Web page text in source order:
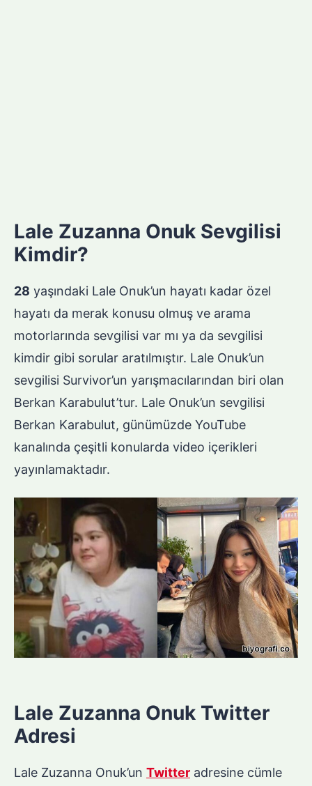
Lale Zuzanna Onuk Sevgilisi
Kimdir?
28 yaşındaki Lale Onuk’un hayatı kadar özel
hayatı da merak konusu olmuş ve arama
motorlarında sevgilisi var mı ya da sevgilisi
kimdir gibi sorular aratılmıştır. Lale Onuk’un
sevgilisi Survivor’un yarışmacılarından biri olan
Berkan Karabulut’tur. Lale Onuk’un sevgilisi
Berkan Karabulut, günümüzde YouTube
kanalında çeşitli konularda video içerikleri
yayınlamaktadır.
Lale Zuzanna Onuk Twitter
Adresi
Lale Zuzanna Onuk’un Twitter adresine cümle